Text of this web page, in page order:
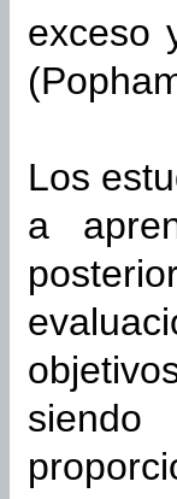
exceso
Los
a
siendo